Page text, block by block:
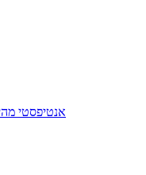
אנטיפסטי